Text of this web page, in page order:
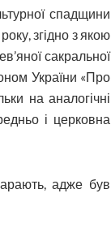
спадщини
згідно з якою
сакральної
України «Про
на аналогічні
і церковна
адже був